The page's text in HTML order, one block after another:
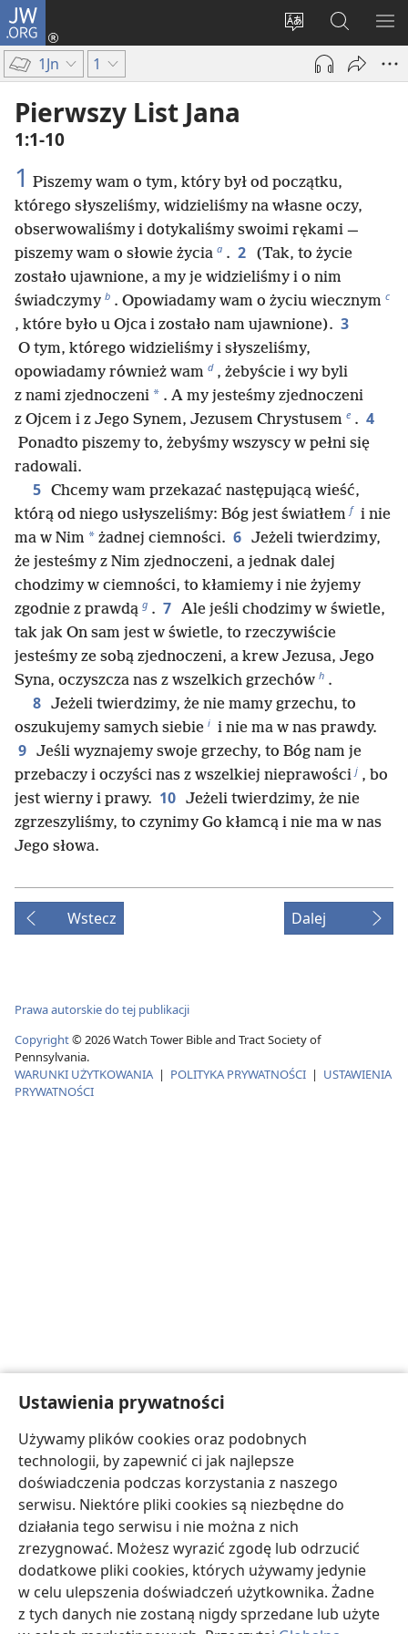
Ustawienia prywatności
Używamy plików cookies oraz podobnych
technologii, by zapewnić ci jak najlepsze
doświadczenia podczas korzystania z naszego
serwisu. Niektóre pliki cookies są niezbędne do
działania tego serwisu i nie można z nich
zrezygnować. Możesz wyrazić zgodę lub odrzucić
dodatkowe pliki cookies, których używamy jedynie
w celu ulepszenia doświadczeń użytkownika. Żadne
z tych danych nie zostaną nigdy sprzedane lub użyte
JW.ORG
Wybór
języka
Logowanie
(opens
window)
Szukaj
na
JW.ORG
1Jn 1
Pierwszy List Jana
1:1-10
1 Piszemy wam o tym, który był od początku,
którego słyszeliśmy, widzieliśmy na własne oczy,
obserwowaliśmy i dotykaliśmy swoimi rękami —
piszemy wam o słowie życia a . 2
(Tak, to życie
zostało ujawnione, a my je widzieliśmy i o nim
świadczymy b . Opowiadamy wam o życiu wiecznym c
, które było u Ojca i zostało nam ujawnione). 3
O tym, którego widzieliśmy i słyszeliśmy,
opowiadamy również wam d , żebyście i wy byli
z nami zjednoczeni * . A my jesteśmy zjednoczeni
z Ojcem i z Jego Synem, Jezusem Chrystusem e . 4
Ponadto piszemy to, żebyśmy wszyscy w pełni się
radowali.
5 Chcemy wam przekazać następującą wieść,
którą od niego usłyszeliśmy: Bóg jest światłem f i nie
ma w Nim * żadnej ciemności. 6 Jeżeli twierdzimy,
że jesteśmy z Nim zjednoczeni, a jednak dalej
chodzimy w ciemności, to kłamiemy i nie żyjemy
zgodnie z prawdą g . 7 Ale jeśli chodzimy w świetle,
tak jak On sam jest w świetle, to rzeczywiście
jesteśmy ze sobą zjednoczeni, a krew Jezusa, Jego
Syna, oczyszcza nas z wszelkich grzechów h .
8 Jeżeli twierdzimy, że nie mamy grzechu, to
oszukujemy samych siebie i i nie ma w nas prawdy.
9 Jeśli wyznajemy swoje grzechy, to Bóg nam je
przebaczy i oczyści nas z wszelkiej nieprawości j , bo
jest wierny i prawy. 10 Jeżeli twierdzimy, że nie
zgrzeszyliśmy, to czynimy Go kłamcą i nie ma w nas
Jego słowa.
Wstecz Dalej
Prawa autorskie do tej publikacji
Copyright© 2026Watch Tower Bible and Tract Society of
Pennsylvania.
WARUNKI UŻYTKOWANIA | POLITYKA PRYWATNOŚCI | USTAWIENIA
PRYWATNOŚCI